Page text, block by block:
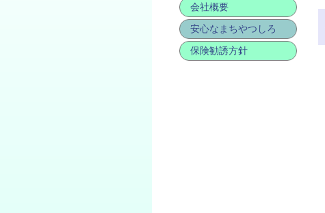
会社概要
安心なまちやつしろ
保険勧誘方針